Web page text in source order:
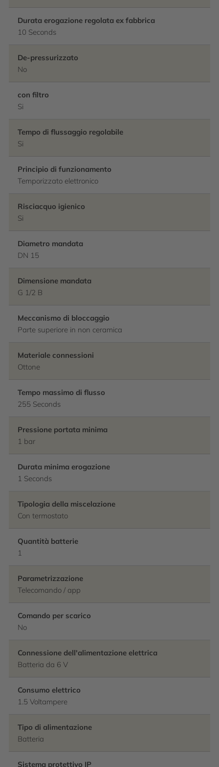
Durata erogazione regolata ex fabbrica
10 Seconds
De-pressurizzato
No
con filtro
Si
Tempo di flussaggio regolabile
Si
Principio di funzionamento
Temporizzato elettronico
Risciacquo igienico
Si
Diametro mandata
DN 15
Dimensione mandata
G 1/2 B
Meccanismo di bloccaggio
Parte superiore in non ceramica
Materiale connessioni
Ottone
Tempo massimo di flusso
255 Seconds
Pressione portata minima
1 bar
Durata minima erogazione
1 Seconds
Tipologia della miscelazione
Con termostato
Quantità batterie
1
Parametrizzazione
Telecomando / app
Comando per scarico
No
Connessione dell'alimentazione elettrica
Batteria da 6 V
Consumo elettrico
1.5 Voltampere
Tipo di alimentazione
Batteria
Sistema protettivo IP